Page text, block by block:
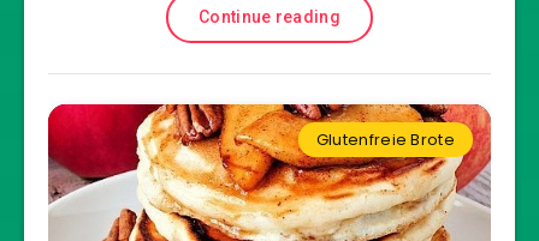
Continue reading
Glutenfreie Brote